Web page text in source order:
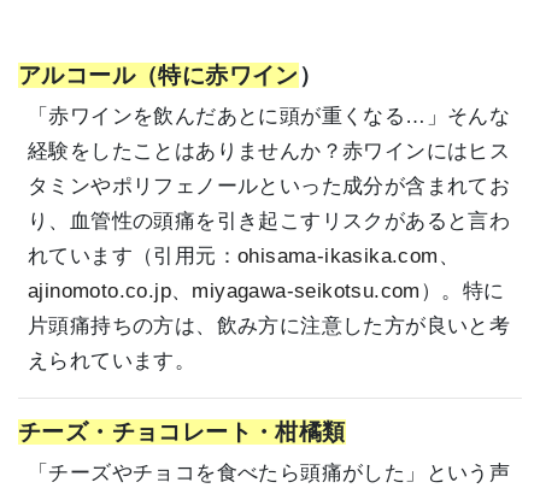
アルコール（特に赤ワイン ）
「赤ワインを飲んだあとに頭が重くなる…」そんな
経験をしたことはありませんか？赤ワインにはヒス
タミンやポリフェノールといった成分が含まれてお
り、血管性の頭痛を引き起こすリスクがあると言わ
れています（引用元： ohisama-ikasika.com 、
ajinomoto.co.jp、 miyagawa-seikotsu.com ）。特に
片頭痛持ちの方は、飲み方に注意した方が良いと考
えられています。
チーズ・チョコレート・柑橘類
「チーズやチョコを食べたら頭痛がした」という声